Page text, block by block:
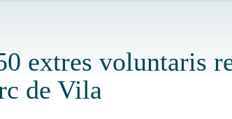
extres voluntaris
de Vila